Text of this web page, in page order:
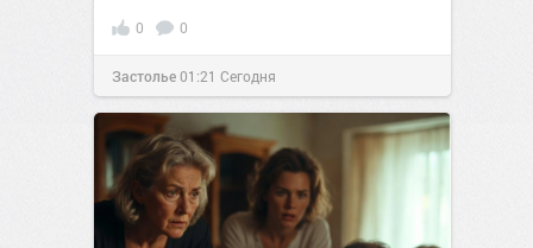
0 0
Застолье01:21 Сегодня